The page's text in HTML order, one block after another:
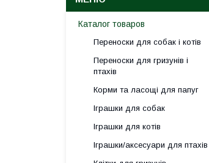
Каталог товаров
Переноски для собак і котів
Переноски для гризунів і
птахів
Корми та ласощі для папуг
Іграшки для собак
Іграшки для котів
Іграшки/аксесуари для птахів